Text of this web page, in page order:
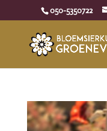
050-5350722